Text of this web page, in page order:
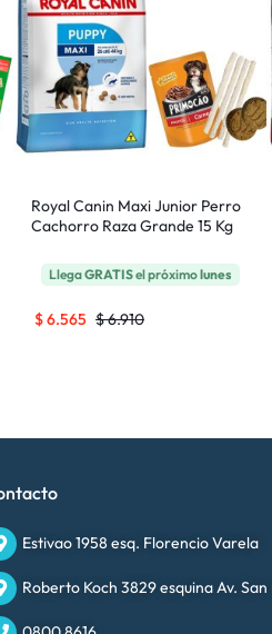
Royal Canin Maxi Junior Perro
Cachorro Raza Grande 15 Kg
LlegaGRATISel próximolunes
$6.910
$6.565
Estivao 1958 esq. Florencio Varela
Roberto Koch 3829 esquina Av.